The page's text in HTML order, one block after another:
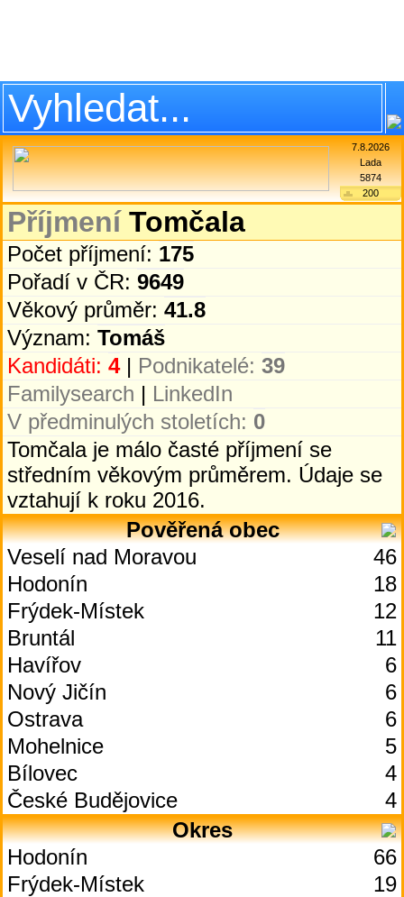
7.8.2026
Lada
5874
200
PříjmeníTomčala
Počet příjmení: 175
Pořadí v ČR: 9649
Věkový průměr: 41.8
Význam: Tomáš
Kandidáti: 4| Podnikatelé: 39
Familysearch | LinkedIn
V předminulých stoletích: 0
Tomčala je málo časté příjmení se
středním věkovým průměrem. Údaje se
vztahují k roku 2016.
Pověřená obec
Veselí nad Moravou
46
Hodonín
18
Frýdek-Místek
12
Bruntál
11
Havířov
6
Nový Jičín
6
Ostrava
6
Mohelnice
5
Bílovec
4
České Budějovice
4
Okres
Hodonín
66
Frýdek-Místek
19